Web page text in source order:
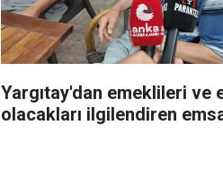
Yargıtay'dan emeklileri ve
olacakları ilgilendiren